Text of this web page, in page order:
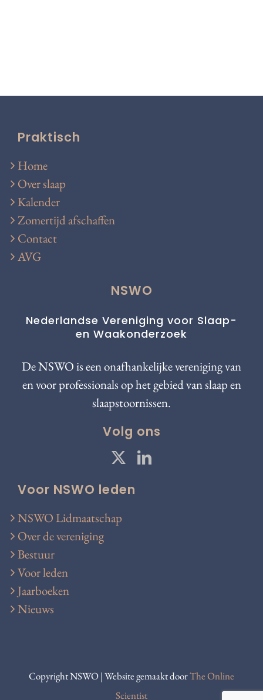
Praktisch
Home
Over slaap
Kalender
Zomertijd afschaffen
Contact
AVG
NSWO
Nederlandse Vereniging voor Slaap-
en Waakonderzoek
De NSWO is een onafhankelijke vereniging van
en voor professionals op het gebied van slaap en
slaapstoornissen.
Volg ons
Voor NSWO leden
NSWO Lidmaatschap
Over de vereniging
Bestuur
Voor leden
Jaarboeken
Nieuws
Copyright NSWO | Website gemaakt doorThe Online
Scientist